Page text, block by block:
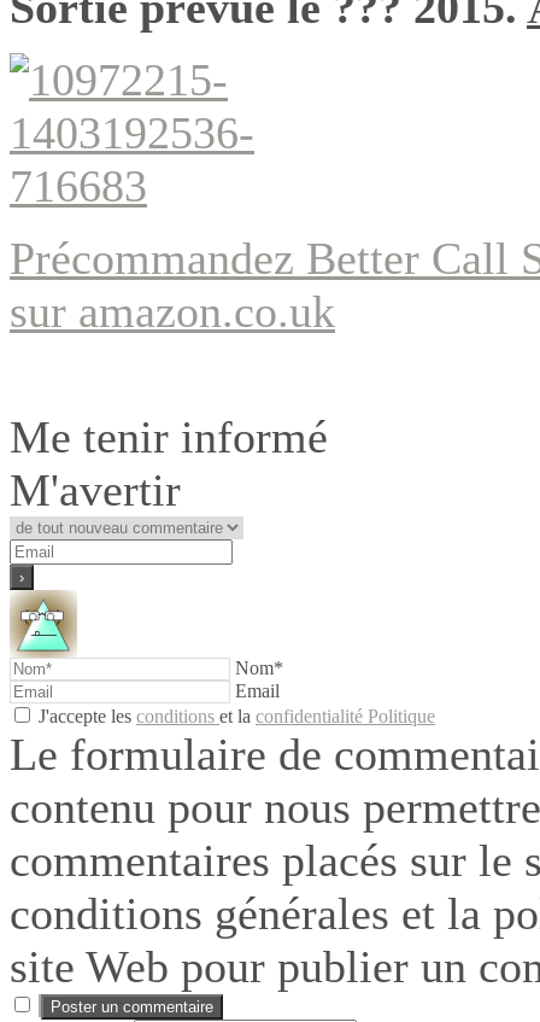
Précommandez Better Call
sur amazon.co.uk
Me tenir informé
M'avertir
Nom*
Email
J'accepte les conditions et la confidentialité Politique
Le formulaire de
contenu pour nous
commentaires placés sur
conditions générales et la
site Web pour publier un